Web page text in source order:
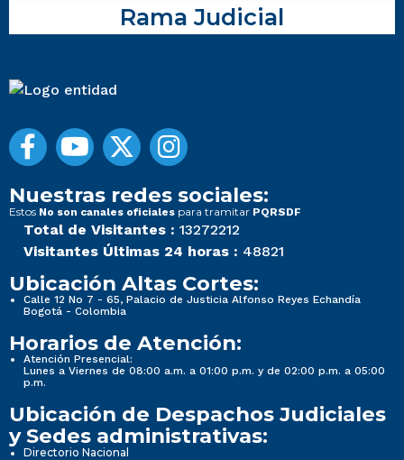
Rama Judicial
Nuestras redes sociales:
Estos No son canales oficiales para tramitar PQRSDF
Total de Visitantes : 13272212
Visitantes Últimas 24 horas : 48821
Ubicación Altas Cortes:
Calle 12 No 7 - 65, Palacio de Justicia Alfonso Reyes Echandía
Bogotá - Colombia
Horarios de Atención:
Atención Presencial:
Lunes a Viernes de 08:00 a.m. a 01:00 p.m. y de 02:00 p.m. a 05:00
p.m.
Ubicación de Despachos Judiciales
y Sedes administrativas:
Directorio Nacional